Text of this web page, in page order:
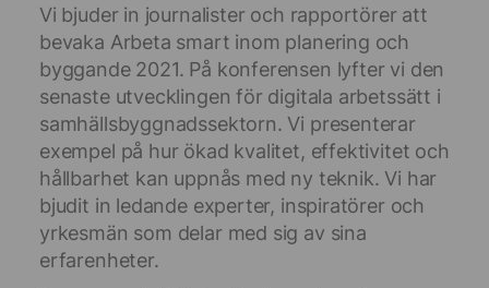
Vi bjuder in journalister och rapportörer att
bevaka Arbeta smart inom planering och
byggande 2021. På konferensen lyfter vi den
senaste utvecklingen för digitala arbetssätt i
samhällsbyggnadssektorn. Vi presenterar
exempel på hur ökad kvalitet, effektivitet och
hållbarhet kan uppnås med ny teknik. Vi har
bjudit in ledande experter, inspiratörer och
yrkesmän som delar med sig av sina
erfarenheter.